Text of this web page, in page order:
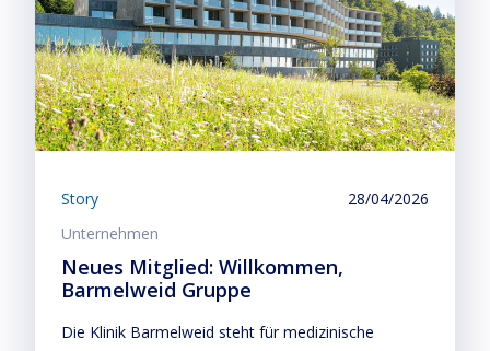
Story
28/04/2026
Unternehmen
Neues Mitglied: Willkommen,
Barmelweid Gruppe
Die Klinik Barmelweid steht für medizinische